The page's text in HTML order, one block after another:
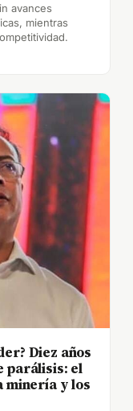
avances
mientras
Diez años
parálisis: el
minería y los